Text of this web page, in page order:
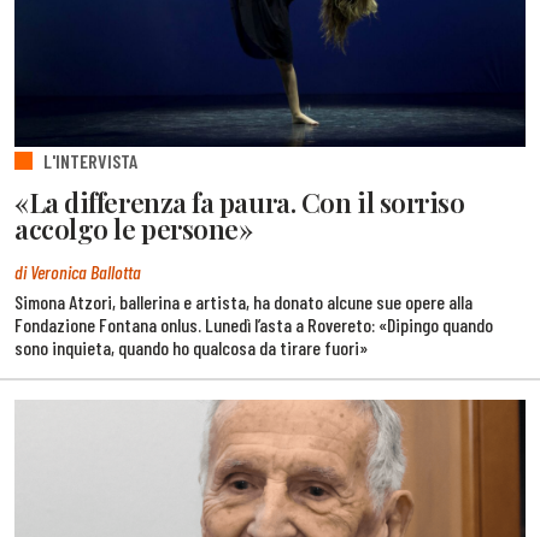
L'INTERVISTA
«La differenza fa paura. Con il sorriso
accolgo le persone»
di Veronica Ballotta
Simona Atzori, ballerina e artista, ha donato alcune sue opere alla
Fondazione Fontana onlus. Lunedì l’asta a Rovereto: «Dipingo quando
sono inquieta, quando ho qualcosa da tirare fuori»